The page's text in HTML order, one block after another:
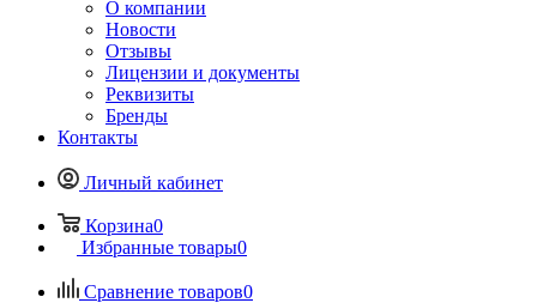
О компании
Новости
Отзывы
Лицензии и документы
Реквизиты
Бренды
Контакты
Личный кабинет
Корзина0
Избранные товары0
Сравнение товаров0